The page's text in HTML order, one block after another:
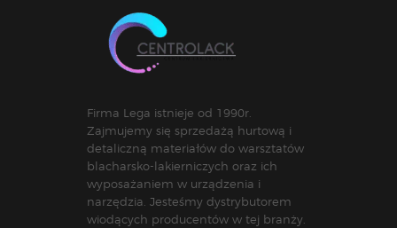
Firma Lega istnieje od 1990r.
Zajmujemy się sprzedażą hurtową i
detaliczną materiałów do warsztatów
blacharsko-lakierniczych oraz ich
wyposażaniem w urządzenia i
narzędzia. Jesteśmy dystrybutorem
wiodących producentów w tej branży.